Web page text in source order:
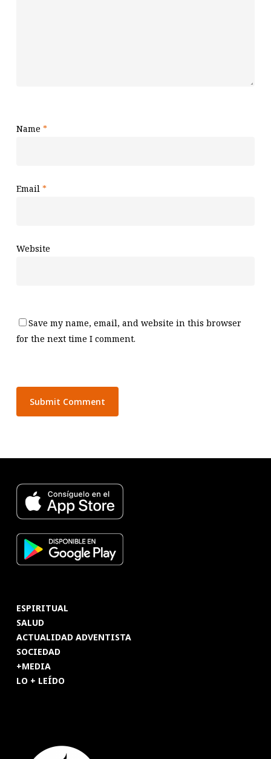
Name *
Email *
Website
Save my name, email, and website in this browser
for the next time I comment.
ESPIRITUAL
SALUD
ACTUALIDAD ADVENTISTA
SOCIEDAD
+MEDIA
LO + LEÍDO